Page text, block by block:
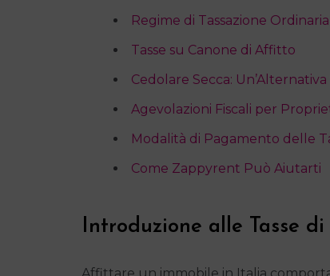
Regime di Tassazione Ordinaria
Tasse su Canone di Affitto
Cedolare Secca:
Agevolazioni Fiscali per
Modalità di Pagamento delle
Come Zappyrent Può Aiutarti
Introduzione alle Tasse